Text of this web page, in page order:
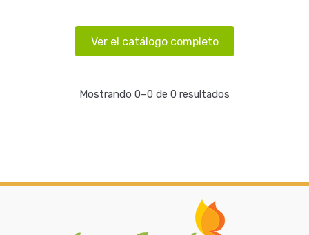
Ver el catálogo completo
Mostrando 0–0 de 0 resultados